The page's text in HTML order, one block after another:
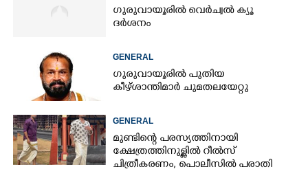
ഗുരുവായൂരിൽ വെർച്വൽ ക്യൂ
ദർശനം
GENERAL
ഗുരുവായൂരിൽ പുതിയ
കീഴ്ശാന്തിമാർ ചുമതലയേറ്റു
GENERAL
മുണ്ടിന്റെ പരസ്യത്തിനായി
ക്ഷേത്രത്തിനുള്ളിൽ റീൽസ്
ചിത്രീകരണം, പൊലീസിൽ പരാതി